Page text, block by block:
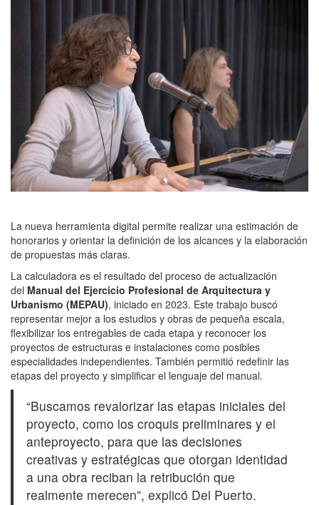
La nueva herramienta digital permite realizar una estimación de
honorarios y orientar la definición de los alcances y la elaboración
de propuestas más claras.
La calculadora es el resultado del proceso de actualización
del Manual del Ejercicio Profesional de Arquitectura y
Urbanismo (MEPAU), iniciado en 2023. Este trabajo buscó
representar mejor a los estudios y obras de pequeña escala,
flexibilizar los entregables de cada etapa y reconocer los
proyectos de estructuras e instalaciones como posibles
especialidades independientes. También permitió redefinir las
etapas del proyecto y simplificar el lenguaje del manual.
“Buscamos revalorizar las etapas iniciales del
proyecto, como los croquis preliminares y el
anteproyecto, para que las decisiones
creativas y estratégicas que otorgan identidad
a una obra reciban la retribución que
realmente merecen”, explicó Del Puerto.